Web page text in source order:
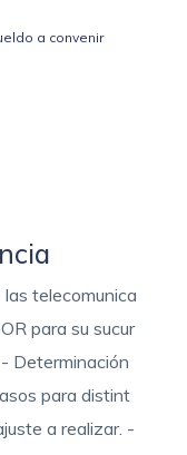
a convenir
telecomunica
para su sucur
Determinación
para distint
a realizar. -